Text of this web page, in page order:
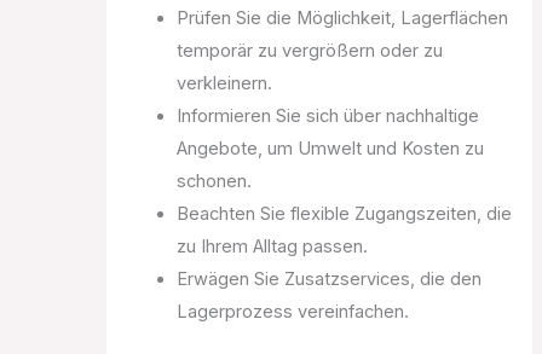
Prüfen Sie die Möglichkeit, Lagerflächen
temporär zu vergrößern oder zu
verkleinern.
Informieren Sie sich über nachhaltige
Angebote, um Umwelt und Kosten zu
schonen.
Beachten Sie flexible Zugangszeiten, die
zu Ihrem Alltag passen.
Erwägen Sie Zusatzservices, die den
Lagerprozess vereinfachen.